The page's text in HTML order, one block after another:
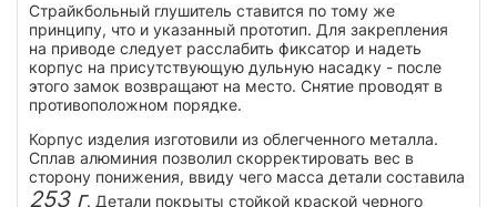
Страйкбольный глушитель ставится по тому же
принципу, что и указанный прототип. Для закрепления
на приводе следует расслабить фиксатор и надеть
корпус на присутствующую дульную насадку - после
этого замок возвращают на место. Снятие проводят в
противоположном порядке.
Корпус изделия изготовили из облегченного металла.
Сплав алюминия позволил скорректировать вес в
сторону понижения, ввиду чего масса детали составила
253 г. Детали покрыты стойкой краской черного